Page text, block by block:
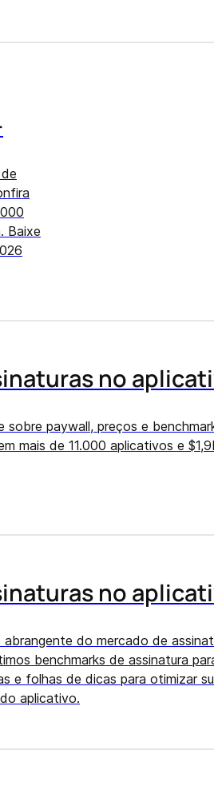
Baixe
no
sobre paywall, preços e
mais de 11.000 aplicativos e
no
do mercado de
benchmarks de assinatura
e folhas de dicas para otimizar
aplicativo.